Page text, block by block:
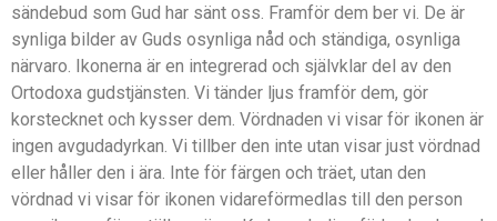
sändebud som Gud har sänt oss. Framför dem ber vi. De är
synliga bilder av Guds osynliga nåd och ständiga, osynliga
närvaro. Ikonerna är en integrerad och självklar del av den
Ortodoxa gudstjänsten. Vi tänder ljus framför dem, gör
korstecknet och kysser dem. Vördnaden vi visar för ikonen är
ingen avgudadyrkan. Vi tillber den inte utan visar just vördnad
eller håller den i ära. Inte för färgen och träet, utan den
vördnad vi visar för ikonen vidareförmedlas till den person